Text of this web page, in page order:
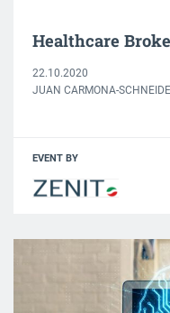
Healthcare
22.10.2020
JUAN CARMONA-
EVENT BY